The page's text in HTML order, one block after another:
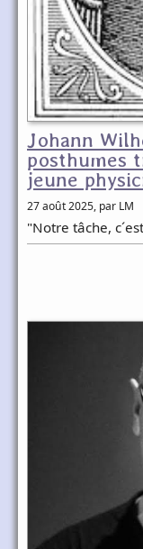
Johann
posthumes
jeune
27 août 2025, par LM
"Notre tâche,